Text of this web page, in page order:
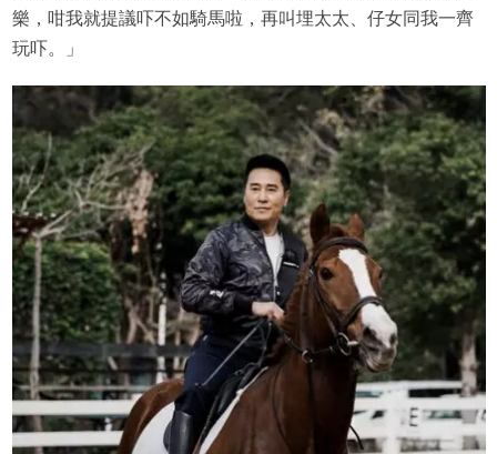
樂，咁我就提議吓不如騎馬啦，再叫埋太太、仔女同我一齊
玩吓。」